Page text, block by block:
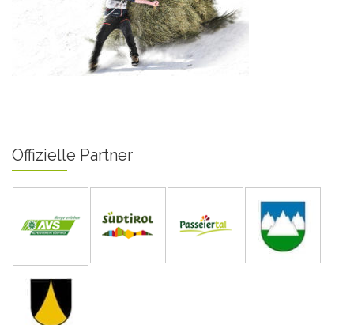
Offizielle Partner